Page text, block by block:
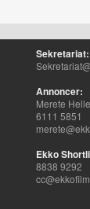
Sekretariat:
Annoncer:
Merete
6111 5851
Ekko
8838 9292